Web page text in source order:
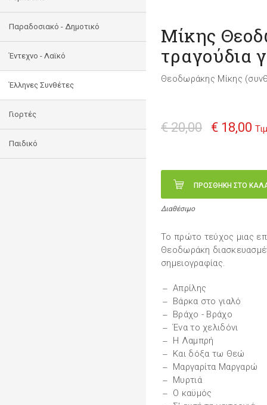
Παραδοσιακό - Δημοτικό
Έντεχνο - Λαϊκό
Έλληνες Συνθέτες
Γιορτές
Παιδικό
Μίκης
τραγούδια
Θεοδωράκης Μίκης
€ 20,00 € 18,00
ΠΡΟΣΘΗΚΗ ΣΤΟ
Διαθέσιμο
Το πρώτο τεύχος μιας
Θεοδωράκη
σημειογραφίας.
Απρίλης
Βάρκα στο γιαλό
Βράχο - Βράχο
Ένα το χελιδόνι
Η Λαμπρή
Και δόξα τω Θεώ
Μαργαρίτα Μαργαρώ
Μυρτιά
Ο καϋμός